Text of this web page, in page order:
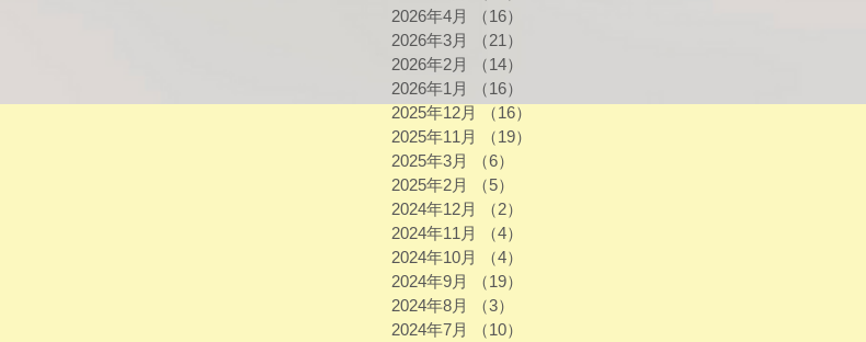
2026年4月
（16）
2026年3月
（21）
2026年2月
（14）
2026年1月
（16）
2025年12月
（16）
2025年11月
（19）
2025年3月
（6）
2025年2月
（5）
2024年12月
（2）
2024年11月
（4）
2024年10月
（4）
2024年9月
（19）
2024年8月
（3）
2024年7月
（10）